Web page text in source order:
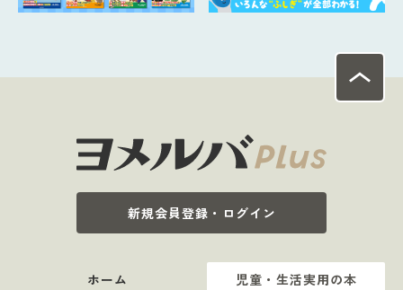
新規会員登録・ログイン
ホーム
児童・生活実用の本